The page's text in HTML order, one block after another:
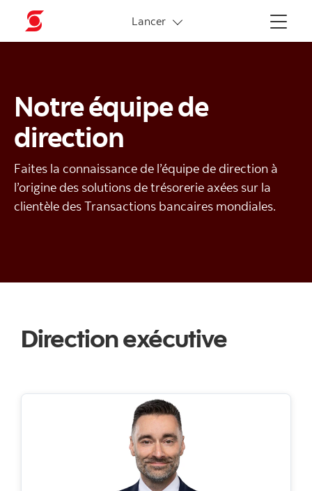
Menu
Lancer
Liens connexes
Notre équipe de
direction
Faites la connaissance de l’équipe de direction à
l’origine des solutions de trésorerie axées sur la
clientèle des Transactions bancaires mondiales.
Direction exécutive